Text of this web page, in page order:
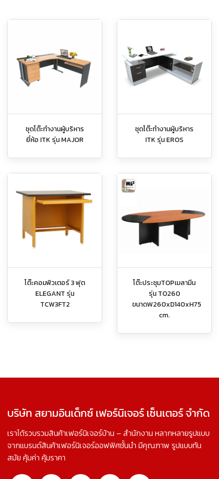
ชุดโต๊ะทำงานผู้บริหาร
ยี่ห้อ ITK รุ่น MAJOR
ชุดโต๊ะทำงานผู้บริหาร
ITK รุ่น EROS
โต๊ะคอมพิวเตอร์ 3 ฟุต
ELEGANT รุ่น
TCW3FT2
โต๊ะประชุมTOPเมลามีน
รุ่น TO260
ขนาดW260xD140xH75
cm.
บริษัท สยามอินเด็กซ์ เฟอร์นิเจอร์ เซ็นเตอร์ จำกัด
เราได้รวบรวมสินค้าเฟอร์นิเจอร์บ้าน – สำนักงาน หลากหลายรูปแบบ
จากแบรนด์สินค้าเฟอร์นิเจอร์ออฟฟิศชั้นนำ มีคุณภาพ รูปแบบทัน
สมัย คุ้มค่า คุ้มราคา